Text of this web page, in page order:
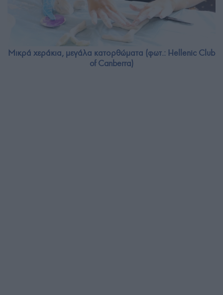
Μικρά χεράκια, μεγάλα κατορθώματα (φωτ.: Hellenic Club
of Canberra)